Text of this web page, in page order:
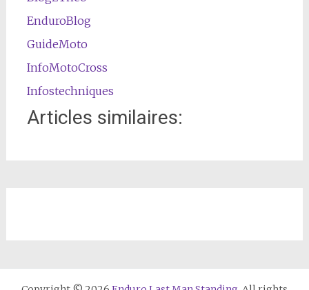
EnduroBlog
GuideMoto
InfoMotoCross
Infostechniques
Articles similaires: